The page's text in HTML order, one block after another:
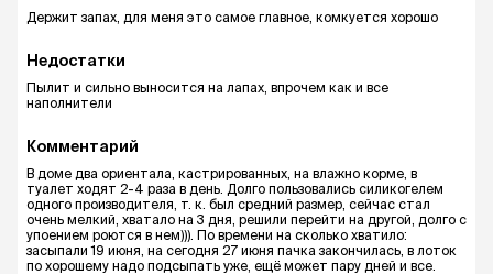
Держит запах, для меня это самое главное, комкуется хорошо
Недостатки
Пылит и сильно выносится на лапах, впрочем как и все
наполнители
Комментарий
В доме два ориентала, кастрированных, на влажно корме, в
туалет ходят 2-4 раза в день. Долго пользовались силикогелем
одного производителя, т. к. был средний размер, сейчас стал
очень мелкий, хватало на 3 дня, решили перейти на другой, долго с
упоением роются в нем))). По времени на сколько хватило:
засыпали 19 июня, на сегодня 27 июня пачка закончилась, в лоток
по хорошему надо подсыпать уже, ещё может пару дней и все.